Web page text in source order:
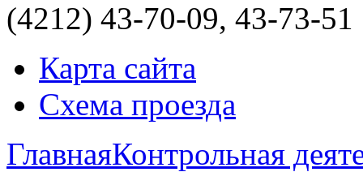
(4212) 43-70-09, 43-73-51
Карта сайта
Схема проезда
ГлавнаяКонтрольная